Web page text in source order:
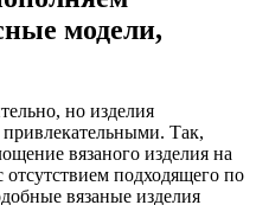
модели,
но изделия
Так,
вязаного изделия на
подходящего по
вязаные изделия